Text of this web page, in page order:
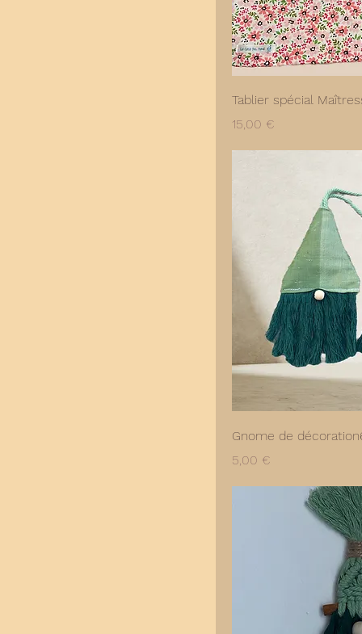
Tablier spécial
Prix
15,00 €
Gnome de
Prix
5,00 €